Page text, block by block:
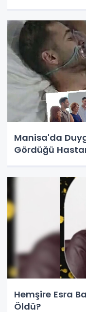
Manisa'da
Gördüğü
Hemşire Esra
Öldü?